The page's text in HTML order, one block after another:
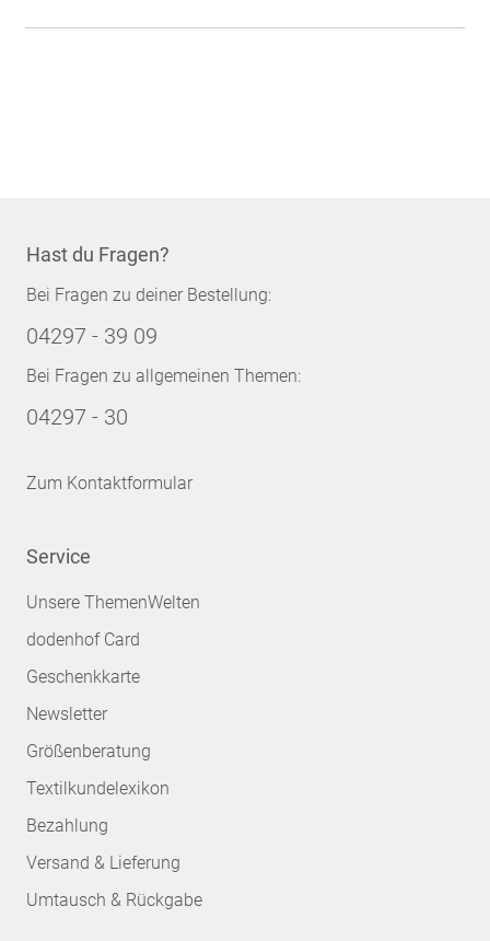
Hast du Fragen?
Bei Fragen zu deiner Bestellung:
04297 - 39 09
Bei Fragen zu allgemeinen Themen:
04297 - 30
Zum Kontaktformular
Service
Unsere ThemenWelten
dodenhof Card
Geschenkkarte
Newsletter
Größenberatung
Textilkundelexikon
Bezahlung
Versand & Lieferung
Umtausch & Rückgabe